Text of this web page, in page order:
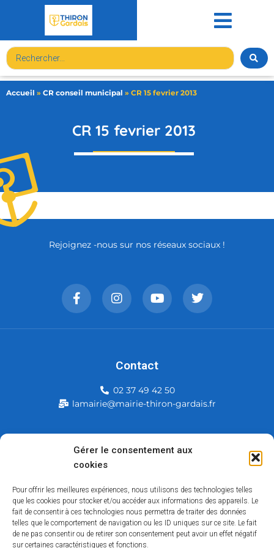
Gérer le consentement aux
cookies
Pour offrir les meilleures expériences, nous utilisons des technologies telles
que les cookies pour stocker et/ou accéder aux informations des appareils. Le
fait de consentir à ces technologies nous permettra de traiter des données
telles que le comportement de navigation ou les ID uniques sur ce site. Le fait
de ne pas consentir ou de retirer son consentement peut avoir un effet négatif
sur certaines caractéristiques et fonctions.
Accueil » CR conseil municipal » CR 15 fevrier 2013
CR 15 fevrier 2013
Mairie de Thiron-Gardais
28480 Thiron-Gardais
Rejoignez -nous sur nos réseaux sociaux !
Contact
02 37 49 42 50
lamairie@mairie-thiron-gardais.fr